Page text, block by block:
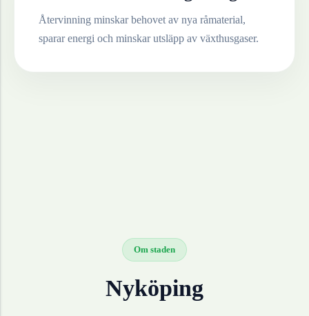
Återvinning minskar behovet av nya råmaterial,
sparar energi och minskar utsläpp av växthusgaser.
Om staden
Nyköping